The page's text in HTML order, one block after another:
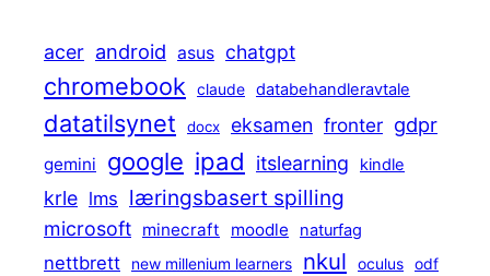
acer android asus chatgpt
chromebook claude databehandleravtale
datatilsynet docx eksamen fronter gdpr
gemini google ipad itslearning kindle
krle lms læringsbasert spilling
microsoft minecraft moodle naturfag
nettbrett new millenium learners nkul oculus odf